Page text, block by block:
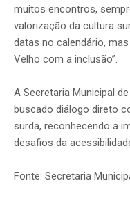
muitos encontros,
valorização da cultura
datas no calendário,
Velho com a inclusão”.
A Secretaria Municipal
buscado diálogo direto
surda, reconhecendo a
desafios da
Fonte: Secretaria